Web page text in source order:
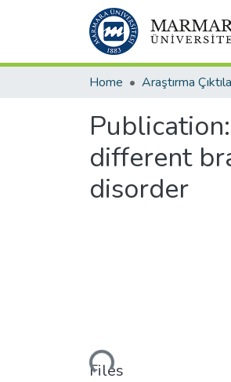
Home Araştırma
Publication:
different
disorder
Loading...
Files